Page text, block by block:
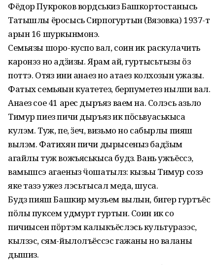
Фёдор Пукроков вордӥськиз Башкортостанысь
Татышлы ёросысь Сирпогуртын (Вязовка) 1937-тӥ
арын 16 шуркынмонэ.
Семьязы шоро-куспо вал, соин ик раскулачить
каронэз но адӟизы. Ярам ай, гуртысьтызы ӧз
поттэ. Отӥяз ини анаез но атаез колхозын ужазы.
Фатых семьяын куатетӥез, берпуметӥез нылпи вал.
Анаез сое 41 арес дыръяз ваем на. Солэсь азьло
Тимур пиез пичи дыръяз ик пӧсьвуаськыса
кулэм. Туж, пе, ӟеч, визьмо но сабырлы пияш
вылэм. Фатихян пичи дырысеныз бадӟым
агайлы туж вожъяськыса будӥз. Вань ужъёссэ,
вамышсэ агаеныз ӵошатылӥз: кызьы Тимур созэ
яке тазэ ужез лэсьтысал меда, шуса.
Будӥз пияш Башкир музъем вылын, бигер гуртъёс
пӧлы пуксем удмурт гуртын. Соин ик со
пичиысен пӧртэм калыкъёслэсь культуразэс,
кылзэс, сям-йылолъёссэс гажаны но валаны
дышиз.